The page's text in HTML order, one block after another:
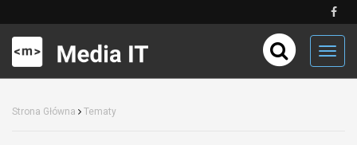
Strona Główna Tematy